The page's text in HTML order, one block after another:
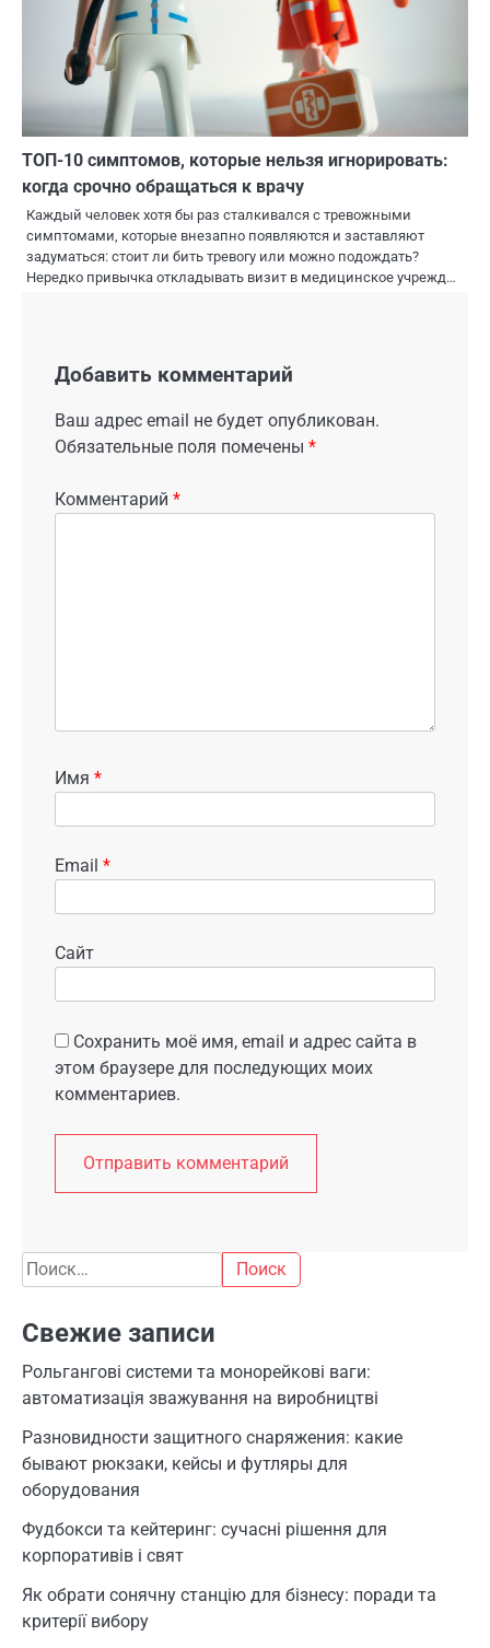
ТОП-10 симптомов, которые нельзя игнорировать:
когда срочно обращаться к врачу
Каждый человек хотя бы раз сталкивался с тревожными
симптомами, которые внезапно появляются и заставляют
задуматься: стоит ли бить тревогу или можно подождать?
Нередко привычка откладывать визит в медицинское учрежд…
Добавить комментарий
Ваш адрес email не будет опубликован.
Обязательные поля помечены *
Комментарий *
Имя *
Email *
Сайт
Сохранить моё имя, email и адрес сайта в
этом браузере для последующих моих
комментариев.
Найти:
Свежие записи
Рольгангові системи та монорейкові ваги:
автоматизація зважування на виробництві
Разновидности защитного снаряжения: какие
бывают рюкзаки, кейсы и футляры для
оборудования
Фудбокси та кейтеринг: сучасні рішення для
корпоративів і свят
Як обрати сонячну станцію для бізнесу: поради та
критерії вибору